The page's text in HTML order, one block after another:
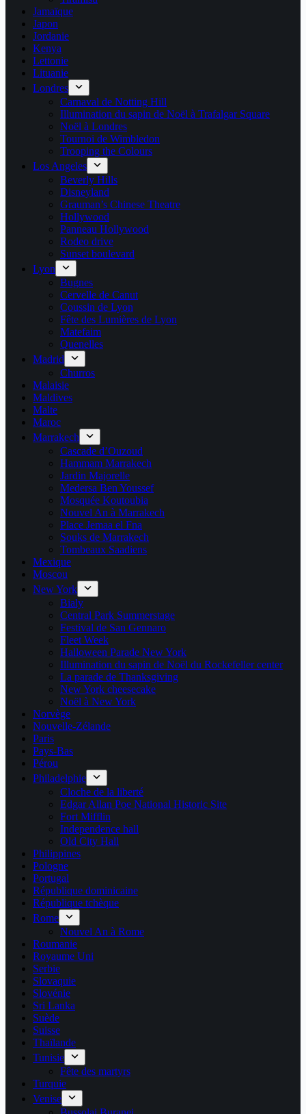
Jamaïque
Japon
Jordanie
Kenya
Lettonie
Lituanie
Londres
Carnaval de Notting Hill
Illumination du sapin de Noël à Trafalgar Square
Noël à Londres
Tournoi de Wimbledon
Trooping the Colours
Los Angeles
Beverly Hills
Disneyland
Grauman’s Chinese Theatre
Hollywood
Panneau Hollywood
Rodeo drive
Sunset boulevard
Lyon
Bugnes
Cervelle de Canut
Coussin de Lyon
Fête des Lumières de Lyon
Matefaim
Quenelles
Madrid
Churros
Malaisie
Maldives
Malte
Maroc
Marrakech
Cascade d’Ouzoud
Hammam Marrakech
Jardin Majorelle
Medersa Ben Youssef
Mosquée Koutoubia
Nouvel An à Marrakech
Place Jemaa el Fna
Souks de Marrakech
Tombeaux Saadiens
Mexique
Moscou
New York
Bialy
Central Park Summerstage
Festival de San Gennaro
Fleet Week
Halloween Parade New York
Illumination du sapin de Noël du Rockefeller center
La parade de Thanksgiving
New York cheesecake
Noël à New York
Norvège
Nouvelle-Zélande
Paris
Pays-Bas
Pérou
Philadelphie
Cloche de la liberté
Edgar Allan Poe National Historic Site
Fort Mifflin
Independence hall
Old City Hall
Philippines
Pologne
Portugal
République dominicaine
République tchèque
Rome
Nouvel An à Rome
Roumanie
Royaume Uni
Serbie
Slovaquie
Slovénie
Sri Lanka
Suède
Suisse
Thaïlande
Tunisie
Fête des martyrs
Turquie
Venise